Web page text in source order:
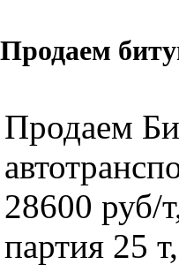
Продаем
Продаем
28600 руб/
партия 25